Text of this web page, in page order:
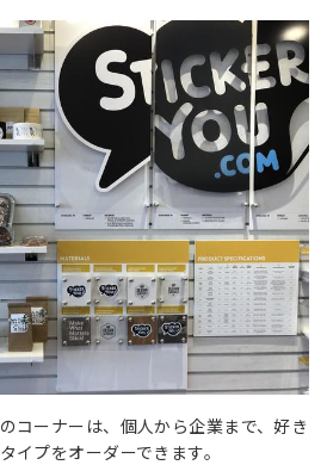
コーナーは、個人から企業まで、好き
イプをオーダーできます。